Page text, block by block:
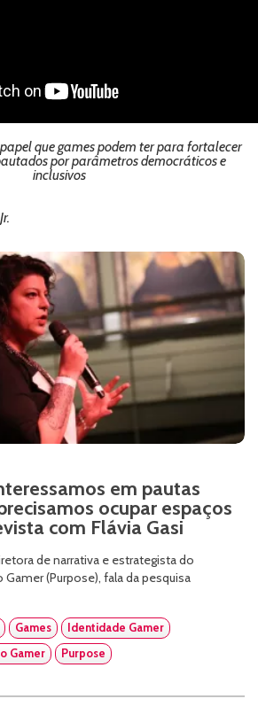
que games podem ter para fortalecer
por parâmetros democráticos e
inclusivos
em pautas
ocupar espaços
com Flávia Gasi
de narrativa e estrategista do
(Purpose), fala da pesquisa
Games
Identidade Gamer
Gamer
Purpose